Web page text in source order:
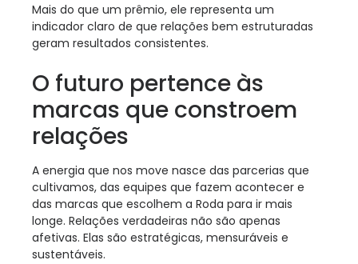
Mais do que um prêmio, ele representa um
indicador claro de que relações bem estruturadas
geram resultados consistentes.
O futuro pertence às
marcas que constroem
relações
A energia que nos move nasce das parcerias que
cultivamos, das equipes que fazem acontecer e
das marcas que escolhem a Roda para ir mais
longe. Relações verdadeiras não são apenas
afetivas. Elas são estratégicas, mensuráveis e
sustentáveis.